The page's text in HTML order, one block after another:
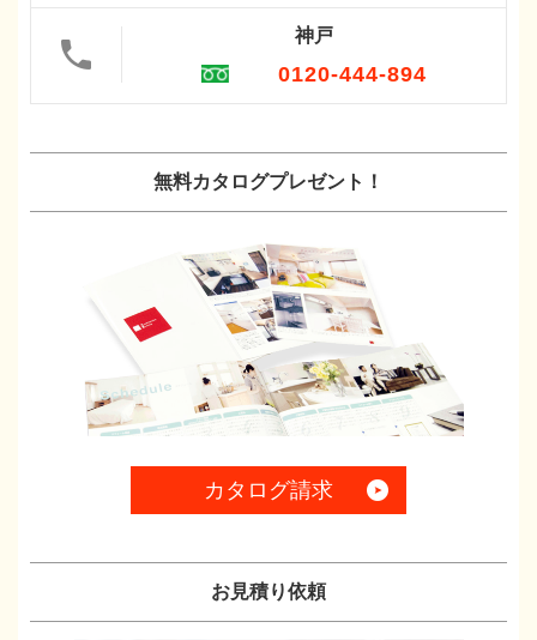
神戸
0120-444-894
無料カタログプレゼント！
カタログ請求
お見積り依頼